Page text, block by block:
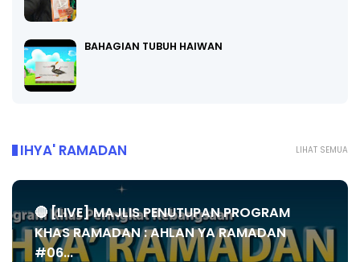
BAHAGIAN TUBUH HAIWAN
LIHAT SEMUA
IHYA' RAMADAN
🔴 [LIVE] MAJLIS PENUTUPAN PROGRAM
KHAS RAMADAN : AHLAN YA RAMADAN
#06...